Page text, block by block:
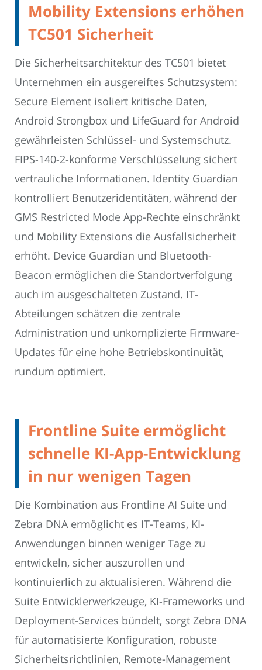
Mobility Extensions erhöhen
TC501 Sicherheit
Die Sicherheitsarchitektur des TC501 bietet
Unternehmen ein ausgereiftes Schutzsystem:
Secure Element isoliert kritische Daten,
Android Strongbox und LifeGuard for Android
gewährleisten Schlüssel- und Systemschutz.
FIPS-140-2-konforme Verschlüsselung sichert
vertrauliche Informationen. Identity Guardian
kontrolliert Benutzeridentitäten, während der
GMS Restricted Mode App-Rechte einschränkt
und Mobility Extensions die Ausfallsicherheit
erhöht. Device Guardian und Bluetooth-
Beacon ermöglichen die Standortverfolgung
auch im ausgeschalteten Zustand. IT-
Abteilungen schätzen die zentrale
Administration und unkomplizierte Firmware-
Updates für eine hohe Betriebskontinuität,
rundum optimiert.
Frontline Suite ermöglicht
schnelle KI-App-Entwicklung
in nur wenigen Tagen
Die Kombination aus Frontline AI Suite und
Zebra DNA ermöglicht es IT-Teams, KI-
Anwendungen binnen weniger Tage zu
entwickeln, sicher auszurollen und
kontinuierlich zu aktualisieren. Während die
Suite Entwicklerwerkzeuge, KI-Frameworks und
Deployment-Services bündelt, sorgt Zebra DNA
für automatisierte Konfiguration, robuste
Sicherheitsrichtlinien, Remote-Management